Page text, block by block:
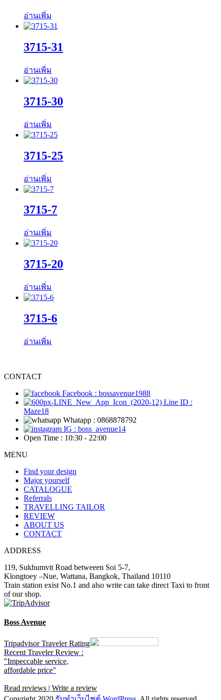
อ่านเพิ่ม
3715-31
อ่านเพิ่ม
3715-30
อ่านเพิ่ม
3715-25
อ่านเพิ่ม
3715-7
อ่านเพิ่ม
3715-20
อ่านเพิ่ม
3715-6
อ่านเพิ่ม
CONTACT
Facebook : bossavenue1988
Line ID :
Maze18
Whatapp : 0868878792
IG : boss_avenue14
Open Time : 10:30 - 22:00
MENU
Find your design
Major yourself
CATALOGUE
Referrals
TRAVELLING TAILOR
REVIEW
ABOUT US
CONTACT
ADDRESS
119, Sukhumvit Road betweeen Soi 5-7,
Klongtoey –Nue, Wattana, Bangkok, Thailand 10110
Train station exist No.1 and also write can take direct Taxi to front
of our shop.
Boss Avenue
Tripadvisor Traveler Rating
Recent Traveler Review :
"Impeccable service,
affordable price"
Read reviews
Write a review